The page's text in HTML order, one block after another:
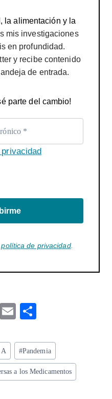
la alimentación y la
mis investigaciones
en profundidad.
y recibe contenido
de entrada.
parte del cambio!
política de privacidad.
Li E
ai
l
re
#Pandemia
a los Medicamentos